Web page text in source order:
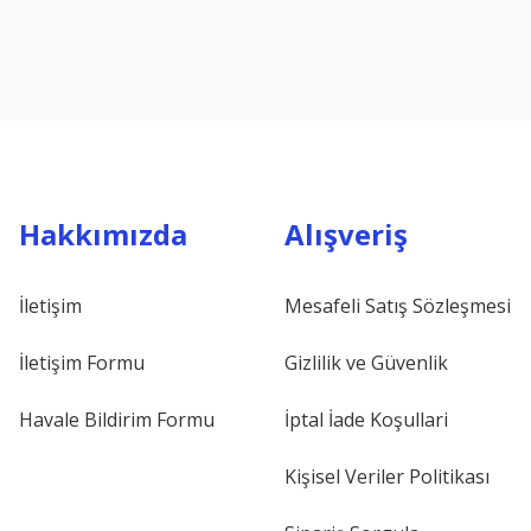
Hakkımızda
İletişim
İletişim Formu
Havale Bildirim Formu
Alışveriş
Mesafeli Satış Sözleşmesi
Gizlilik ve Güvenlik
İptal İade Koşullari
Kişisel Veriler Politikası